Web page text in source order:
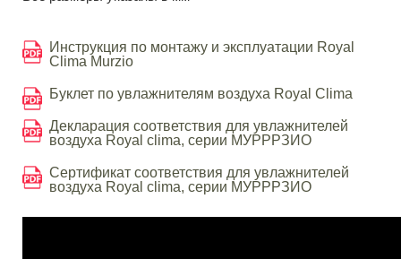
Инструкция по монтажу и эксплуатации Royal
Clima Murzio
Буклет по увлажнителям воздуха Royal Clima
Декларация соответствия для увлажнителей
воздуха Royal clima, серии МУРРРЗИО
Сертификат соответствия для увлажнителей
воздуха Royal clima, серии МУРРРЗИО